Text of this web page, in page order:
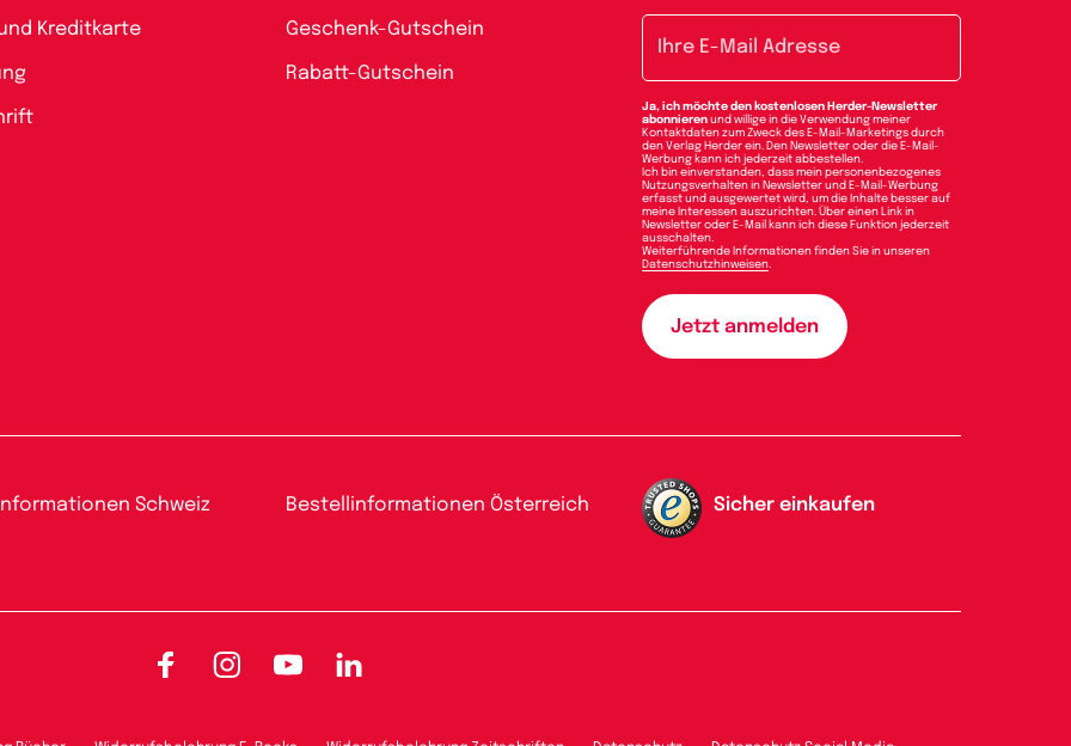
Kreditkarte Geschenk-Gutschein
Rabatt-Gutschein
Ja, ich möchte den kostenlosen Herder-Newsletter
abonnierenund willige in die Verwendung meiner
Kontaktdaten zum Zweck des E-Mail-Marketings durch
den Verlag Herder ein. Den Newsletter oder die E-Mail-
Werbung kann ich jederzeit abbestellen.
Ich bin einverstanden, dass mein personenbezogenes
Nutzungsverhalten in Newsletter und E-Mail-Werbung
erfasst und ausgewertet wird, um die Inhalte besser auf
meine Interessen auszurichten. Über einen Link in
Newsletter oder E-Mail kann ich diese Funktion jederzeit
ausschalten.
Weiterführende Informationen finden Sie in unseren
Datenschutzhinweisen.
Schweiz Bestellinformationen Österreich Sicher einkaufen
FacebookInstagramYouTubeLinkedIn